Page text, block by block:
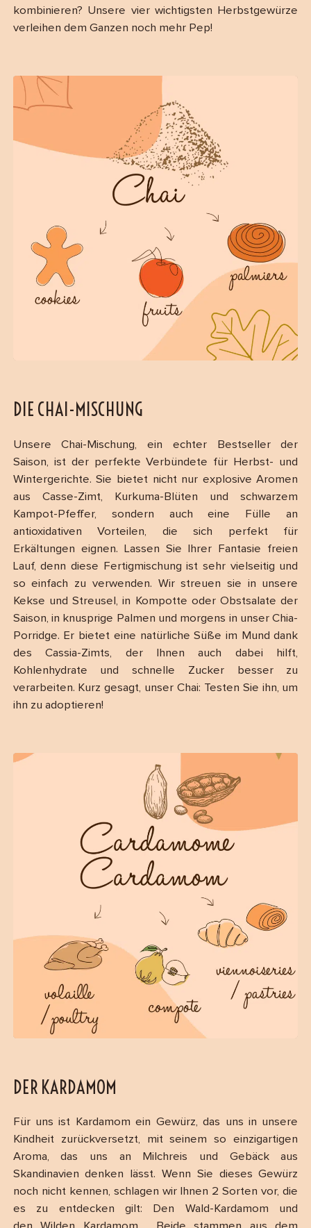
kombinieren? Unsere vier wichtigsten Herbstgewürze
verleihen dem Ganzen noch mehr Pep!
DIE CHAI-MISCHUNG
Unsere Chai-Mischung, ein echter Bestseller der
Saison, ist der perfekte Verbündete für Herbst- und
Wintergerichte. Sie bietet nicht nur explosive Aromen
aus Casse-Zimt, Kurkuma-Blüten und schwarzem
Kampot-Pfeffer, sondern auch eine Fülle an
antioxidativen Vorteilen, die sich perfekt für
Erkältungen eignen. Lassen Sie Ihrer Fantasie freien
Lauf, denn diese Fertigmischung ist sehr vielseitig und
so einfach zu verwenden. Wir streuen sie in unsere
Kekse und Streusel, in Kompotte oder Obstsalate der
Saison, in knusprige Palmen und morgens in unser Chia-
Porridge. Er bietet eine natürliche Süße im Mund dank
des Cassia-Zimts, der Ihnen auch dabei hilft,
Kohlenhydrate und schnelle Zucker besser zu
verarbeiten. Kurz gesagt, unser Chai: Testen Sie ihn, um
ihn zu adoptieren!
DER KARDAMOM
Für uns ist Kardamom ein Gewürz, das uns in unsere
Kindheit zurückversetzt, mit seinem so einzigartigen
Aroma, das uns an Milchreis und Gebäck aus
Skandinavien denken lässt. Wenn Sie dieses Gewürz
noch nicht kennen, schlagen wir Ihnen 2 Sorten vor, die
es zu entdecken gilt: Den Wald-Kardamom und